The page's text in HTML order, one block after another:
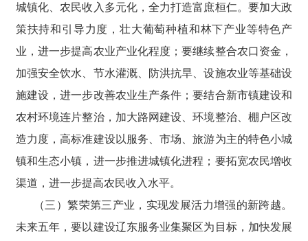
城镇化、农民收入多元化，全力打造富庶桓仁。要加大政
策扶持和引导力度，壮大葡萄种植和林下产业等特色产
业，进一步提高农业产业化程度；要继续整合农口资金，
加强安全饮水、节水灌溉、防洪抗旱、设施农业等基础设
施建设，进一步改善农业生产条件；要结合新市镇建设和
农村环境连片整治，加大路网建设、环境整治、棚户区改
造力度，高标准建设以服务、市场、旅游为主的特色小城
镇和生态小镇，进一步推进城镇化进程；要拓宽农民增收
渠道，进一步提高农民收入水平。
（三）繁荣第三产业，实现发展活力增强的新跨越。
未来五年，要以建设辽东服务业集聚区为目标，加快发展